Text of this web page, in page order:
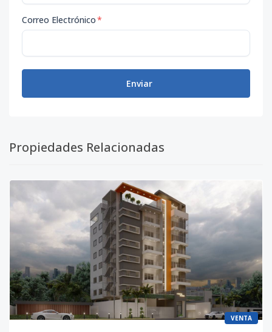
Correo Electrónico*
Enviar
Propiedades Relacionadas
VENTA